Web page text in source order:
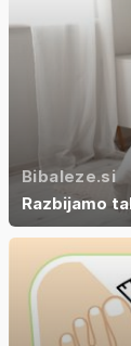
Bibaleze.si
Razbijamo